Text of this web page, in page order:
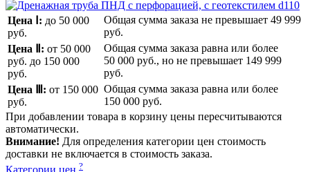
Цена Ⅰ: до 50 000
руб.
Общая сумма заказа не превышает 49 999
руб.
Цена Ⅱ: от 50 000
руб. до 150 000
руб.
Общая сумма заказа равна или более
50 000 руб., но не превышает 149 999
руб.
Цена Ⅲ: от 150 000
руб.
Общая сумма заказа равна или более
150 000 руб.
При добавлении товара в корзину цены пересчитываются
автоматически.
Внимание! Для определения категории цен стоимость
доставки не включается в стоимость заказа.
Категории цен ?